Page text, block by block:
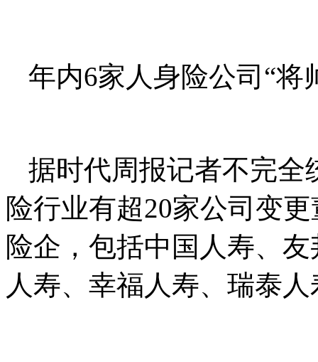
年内6家人身险公司“将
据时代周报记者不完全
险行业有超20家公司变
险企，包括中国人寿、
人寿、幸福人寿、瑞泰